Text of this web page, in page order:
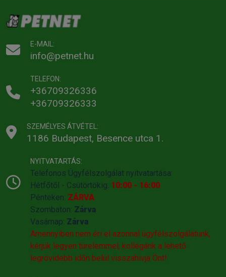
E-MAIL:
info@petnet.hu
TELEFON:
+36709326336
+36709326333
SZEMÉLYES ÁTVÉTEL:
1186 Budapest, Besence utca 1.
NYITVATARTÁS:
Telefonos Ügyfélszolgálat nyitvatartása:
Hétfőtől - Csütörtökig: 10:00 - 16:00
Pénteken: ZÁRVA
Szombaton: Zárva
Vasárnap: Zárva
Amennyiben nem éri el azonnal ügyfélszolgálatunk,
kérjük legyen türelemmel, kollégánk a lehető
legrövidebb időn belül visszahivja Önt!